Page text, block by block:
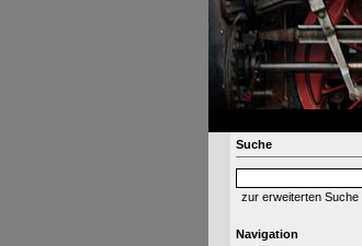
Suche
zur erweiterten Suche
Navigation